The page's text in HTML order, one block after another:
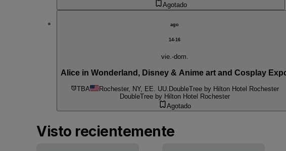
Agotado
ago
14-16
vie.-dom.
Alice in Wonderland, Disney & Anime art and Cosplay
TBA Rochester, NY, EE. UU. DoubleTree by Hilton Hotel Rochester
DoubleTree by Hilton Hotel Rochester
Agotado
Visto recientemente